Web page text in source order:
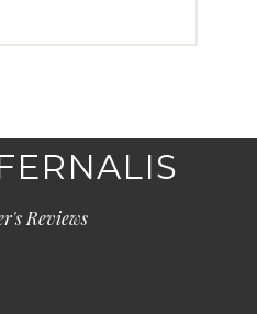
Reviews